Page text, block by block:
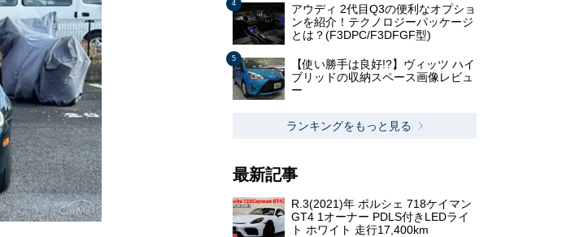
アウディ 2代目Q3の便利なオプショ
ンを紹介！テクノロジーパッケージ
とは？(F3DPC/F3DFGF型)
【使い勝手は良好!?】ヴィッツ ハイ
ブリッドの収納スペース画像レビュ
ー
ランキングをもっと見る
最新記事
R.3(2021)年 ポルシェ 718ケイマン
GT4 1オーナー PDLS付きLEDライ
ト ホワイト 走行17,400km